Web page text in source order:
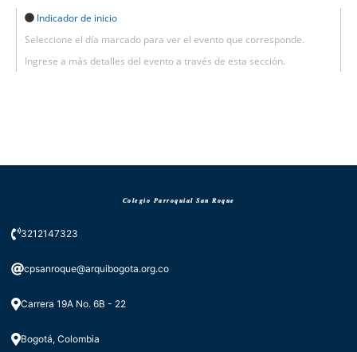
Indicador de inicio
Seleccione el día marcado para ver el evento que corresponde.
Ingrese a más detalles del evento a través de esta sección.
𝑪𝒐𝒍𝒆𝒈𝒊𝒐 𝑷𝒂𝒓𝒓𝒐𝒒𝒖𝒊𝒂𝒍 𝑺𝒂𝒏 𝑹𝒐𝒒𝒖𝒆
3212147323
cpsanroque@arquibogota.org.co
Carrera 19A No. 6B - 22
Bogotá, Colombia